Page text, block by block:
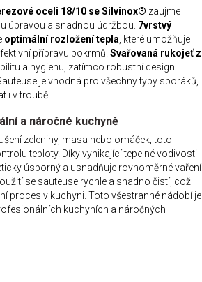
oceli 18/10 se Silvinox® zaujme
úpravou a snadnou údržbou. 7vrstvý
optimální rozložení tepla , které umožňuje
přípravu pokrmů. Svařovaná rukojeť z
a hygienu, zatímco robustní design
je vhodná pro všechny typy sporáků,
i v troubě.
a náročné kuchyně
zeleniny, masa nebo omáček, toto
teploty. Díky vynikající tepelné vodivosti
úsporný a usnadňuje rovnoměrné vaření
se sauteuse rychle a snadno čistí, což
proces v kuchyni. Toto všestranné nádobí je
kuchyních a náročných